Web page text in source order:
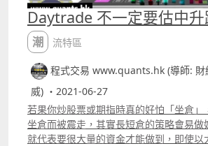
Daytrade 不一定要估中
潮流特區
程式交易 www.quants.hk (導師: 財
威) ・2021-06-27
若果你炒股票或期指時真的好怕「坐倉」
坐倉而被震走，其實長短倉的策略會易做
就代表要很大量的資金才能做到，即使以